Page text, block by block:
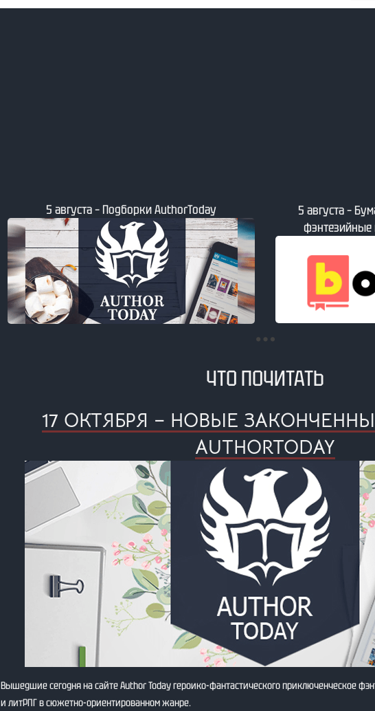
5 августа – Бумажные фантастические и
фэнтезийные книги по версии book24
5
ЧТО ПОЧИТАТЬ
17 ОКТЯБРЯ – НОВЫЕ
AUTHORTODAY
Вышедшие сегодня на сайте Author Today героико-фантастического приключенческое
и литРПГ в сюжетно-ориентированном жанре.